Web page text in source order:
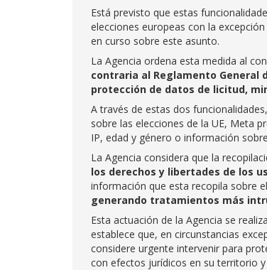
Está previsto que estas
elecciones europeas con la
en curso sobre este asunto.
La Agencia ordena esta medida al
contraria al Reglamento General
protección de datos de licitud,
A través de estas dos
sobre las elecciones de la UE, Meta
IP, edad y género o información
La Agencia considera que la
los derechos y libertades de los
información que esta recopila sobre
generando tratamientos más
Esta actuación de la Agencia se
establece que, en circunstancias
considere urgente intervenir para
con efectos jurídicos en su territorio